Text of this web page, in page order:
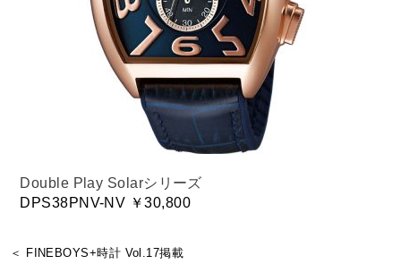
Double Play Solarシリーズ
DPS38PNV-NV ￥30,800
＜ FINEBOYS+時計 Vol.17掲載